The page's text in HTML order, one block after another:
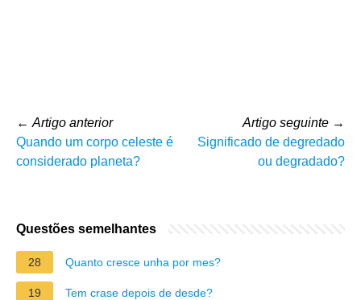
← Artigo anterior
Quando um corpo celeste é
considerado planeta?
Artigo seguinte →
Significado de degredado
ou degradado?
Questões semelhantes
28 Quanto cresce unha por mes?
19 Tem crase depois de desde?